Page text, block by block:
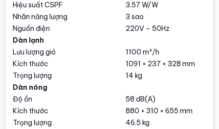
Hiệu suất CSPF
3.57 W/W
Nhãn năng lượng
3 sao
Nguồn điện
220V – 50Hz
Dàn lạnh
Lưu lượng gió
1100 m³/h
Kích thước
1091 × 237 × 328 mm
Trọng lượng
14 kg
Dàn nóng
Độ ồn
58 dB(A)
Kích thước
880 × 310 × 655 mm
Trọng lượng
46.5 kg